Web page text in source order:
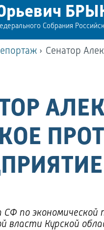
Собрания
› Сенатор
по экономической
власти Курской